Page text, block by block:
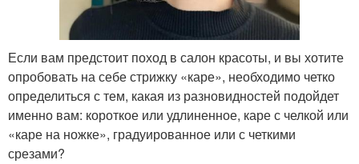
Если вам предстоит поход в салон красоты, и вы хотите
опробовать на себе стрижку «каре», необходимо четко
определиться с тем, какая из разновидностей подойдет
именно вам: короткое или удлиненное, каре с челкой или
«каре на ножке», градуированное или с четкими
срезами?